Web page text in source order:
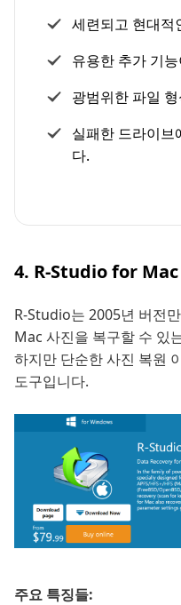
세련되고 현대적
유용한 추가 기
광범위한 파일
실패한 드라이브
다.
4. R-Studio for Mac
R-Studio는 2005년 버전
Mac 사진을 복구할 수 있
하지만 단순한 사진 복원
도구입니다.
주요 특징들: